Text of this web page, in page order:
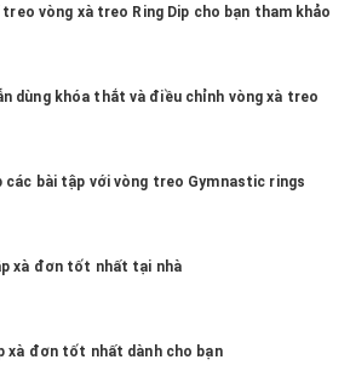
vòng xà treo Ring Dip cho bạn tham khảo
dùng khóa thắt và điều chỉnh vòng xà treo
các bài tập với vòng treo Gymnastic rings
xà đơn tốt nhất tại nhà
xà đơn tốt nhất dành cho bạn